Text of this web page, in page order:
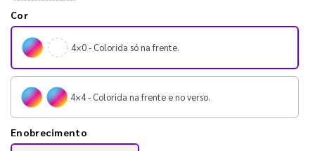
Cor
4×0 - Colorida só na frente.
4×4 - Colorida na frente e no verso.
Enobrecimento